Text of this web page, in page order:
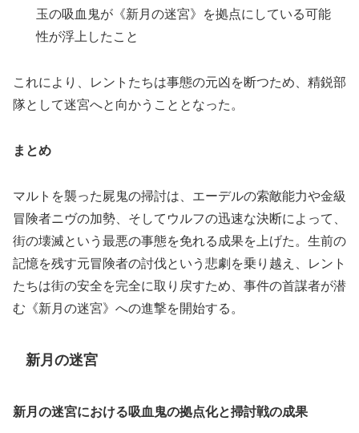
玉の吸血鬼が《新月の迷宮》を拠点にしている可能
性が浮上したこと
これにより、レントたちは事態の元凶を断つため、精鋭部
隊として迷宮へと向かうこととなった。
まとめ
マルトを襲った屍鬼の掃討は、エーデルの索敵能力や金級
冒険者ニヴの加勢、そしてウルフの迅速な決断によって、
街の壊滅という最悪の事態を免れる成果を上げた。生前の
記憶を残す元冒険者の討伐という悲劇を乗り越え、レント
たちは街の安全を完全に取り戻すため、事件の首謀者が潜
む《新月の迷宮》への進撃を開始する。
新月の迷宮
新月の迷宮における吸血鬼の拠点化と掃討戦の成果